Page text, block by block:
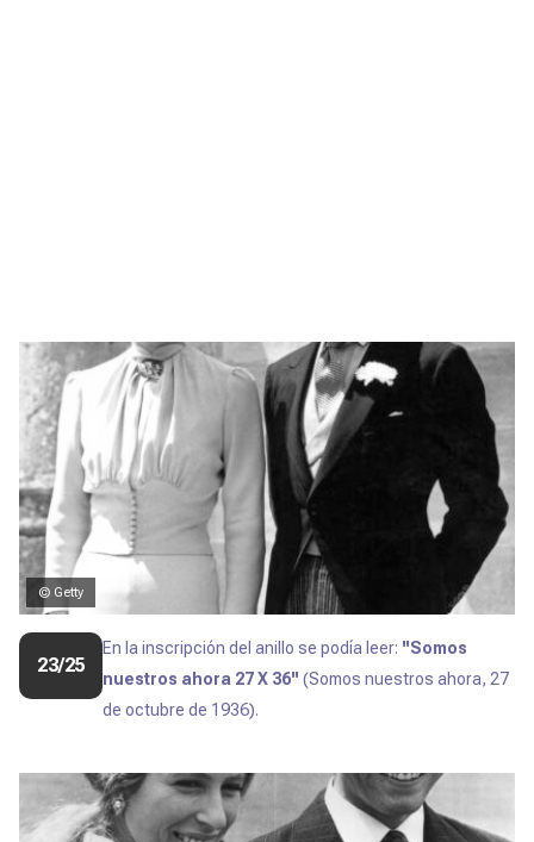
© Getty
23/25
En la inscripción del anillo se podía leer: ''Somos
nuestros ahora 27 X 36'' (Somos nuestros ahora, 27
de octubre de 1936).